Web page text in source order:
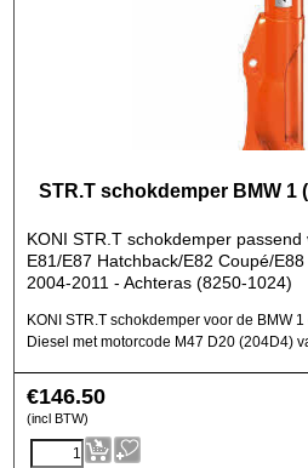
STR.T schokdemper BMW 1
KONI STR.T schokdemper
E81/E87 Hatchback/E82 Coupé/
2004-2011 - Achteras (8250-1024)
KONI STR.T schokdemper voor de BMW
Diesel met motorcode M47 D20 (204D4)
€146.50
(incl BTW)